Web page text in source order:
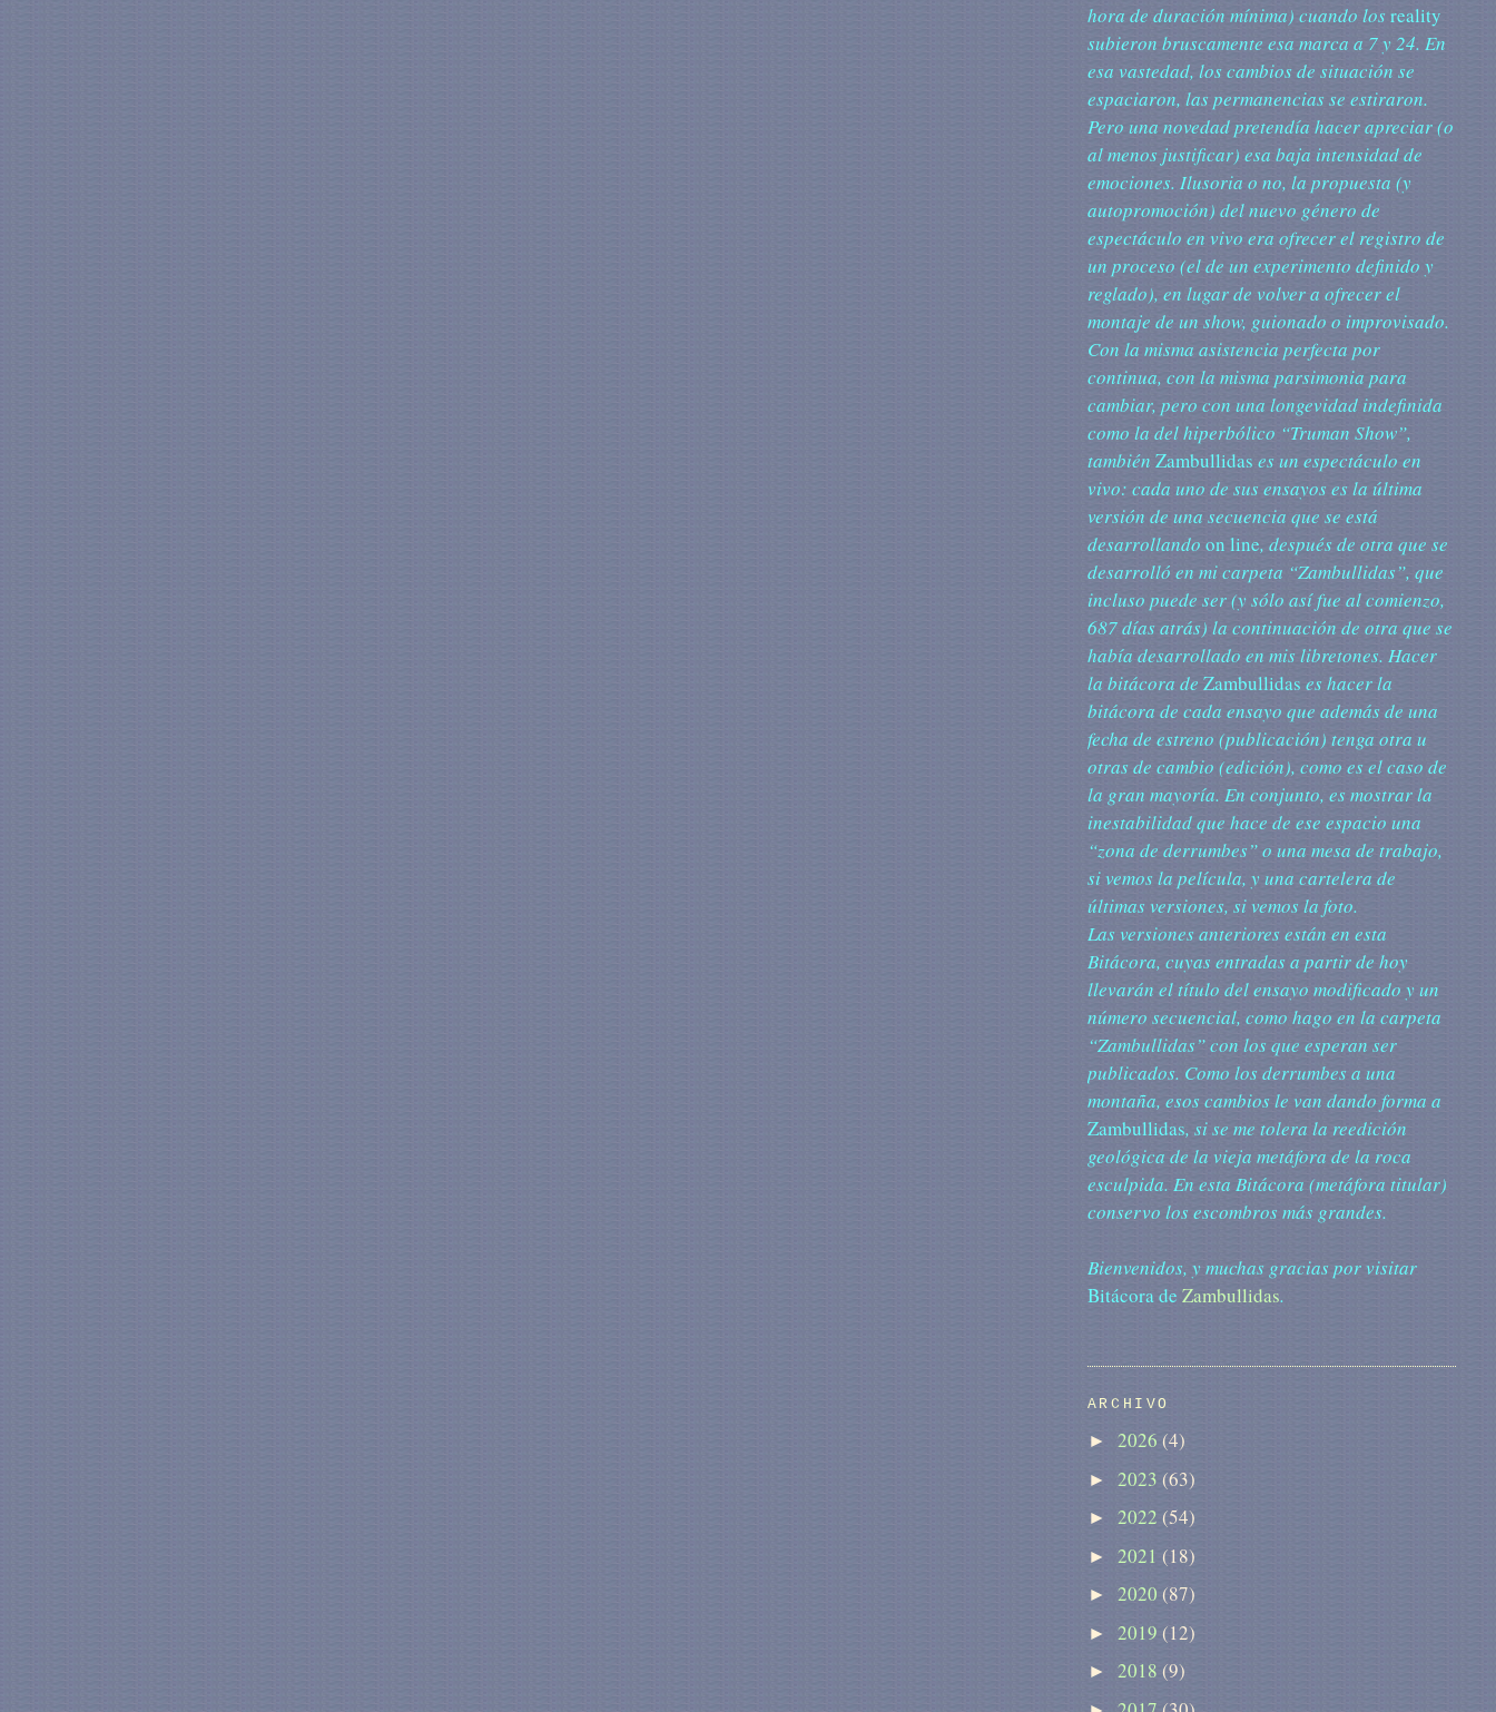
hora de duración mínima) cuando los reality
subieron bruscamente esa marca a 7 y 24. En
esa vastedad, los cambios de situación se
espaciaron, las permanencias se estiraron.
Pero una novedad pretendía hacer apreciar (o
al menos justificar) esa baja intensidad de
emociones. Ilusoria o no, la propuesta (y
autopromoción) del nuevo género de
espectáculo en vivo era ofrecer el registro de
un proceso (el de un experimento definido y
reglado), en lugar de volver a ofrecer el
montaje de un show, guionado o improvisado.
Con la misma asistencia perfecta por
continua, con la misma parsimonia para
cambiar, pero con una longevidad indefinida
como la del hiperbólico “Truman Show”,
también Zambullidas es un espectáculo en
vivo: cada uno de sus ensayos es la última
versión de una secuencia que se está
desarrollando on line, después de otra que se
desarrolló en mi carpeta “Zambullidas”, que
incluso puede ser (y sólo así fue al comienzo,
687 días atrás) la continuación de otra que se
había desarrollado en mis libretones. Hacer
la bitácora de Zambullidas es hacer la
bitácora de cada ensayo que además de una
fecha de estreno (publicación) tenga otra u
otras de cambio (edición), como es el caso de
la gran mayoría. En conjunto, es mostrar la
inestabilidad que hace de ese espacio una
“zona de derrumbes” o una mesa de trabajo,
si vemos la película, y una cartelera de
últimas versiones, si vemos la foto.
Las versiones anteriores están en esta
Bitácora, cuyas entradas a partir de hoy
llevarán el título del ensayo modificado y un
número secuencial, como hago en la carpeta
“Zambullidas” con los que esperan ser
publicados. Como los derrumbes a una
montaña, esos cambios le van dando forma a
Zambullidas, si se me tolera la reedición
geológica de la vieja metáfora de la roca
esculpida. En esta Bitácora (metáfora titular)
conservo los escombros más grandes.
Bienvenidos, y muchas gracias por visitar
Bitácora de Zambullidas.
ARCHIVO
► 2026 (4)
► 2023 (63)
► 2022 (54)
► 2021 (18)
► 2020 (87)
► 2019 (12)
► 2018 (9)